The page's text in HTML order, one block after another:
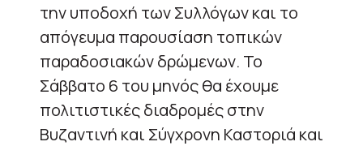
την υποδοχή των Συλλόγων και το
απόγευμα παρουσίαση τοπικών
παραδοσιακών δρώμενων. Το
Σάββατο 6 του μηνός θα έχουμε
πολιτιστικές διαδρομές στην
Βυζαντινή και Σύγχρονη Καστοριά και